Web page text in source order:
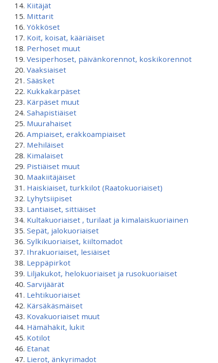
Kiitäjät
Mittarit
Yökköset
Koit, koisat, kääriäiset
Perhoset muut
Vesiperhoset, päivänkorennot, koskikorennot
Vaaksiaiset
Sääsket
Kukkakärpäset
Kärpäset muut
Sahapistiäiset
Muurahaiset
Ampiaiset, erakkoampiaiset
Mehiläiset
Kimalaiset
Pistiäiset muut
Maakiitäjäiset
Haiskiaiset, turkkilot (Raatokuoriaiset)
Lyhytsiipiset
Lantiaiset, sittiäiset
Kultakuoriaiset , turilaat ja kimalaiskuoriainen
Sepät, jalokuoriaiset
Sylkikuoriaiset, kiiltomadot
Ihrakuoriaiset, lesiäiset
Leppäpirkot
Liljakukot, helokuoriaiset ja rusokuoriaiset
Sarvijäärät
Lehtikuoriaiset
Kärsäkäsmäiset
Kovakuoriaiset muut
Hämähäkit, lukit
Kotilot
Etanat
Lierot, änkyrimadot